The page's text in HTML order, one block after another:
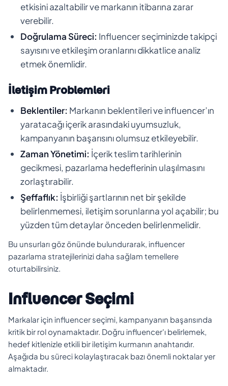
etkisini azaltabilir ve markanın itibarına zarar
verebilir.
Doğrulama Süreci: Influencer seçiminizde takipçi
sayısını ve etkileşim oranlarını dikkatlice analiz
etmek önemlidir.
İletişim Problemleri
Beklentiler: Markanın beklentileri ve influencer’ın
yaratacağı içerik arasındaki uyumsuzluk,
kampanyanın başarısını olumsuz etkileyebilir.
Zaman Yönetimi: İçerik teslim tarihlerinin
gecikmesi, pazarlama hedeflerinin ulaşılmasını
zorlaştırabilir.
Şeffaflık: İşbirliği şartlarının net bir şekilde
belirlenmemesi, iletişim sorunlarına yol açabilir; bu
yüzden tüm detaylar önceden belirlenmelidir.
Bu unsurları göz önünde bulundurarak, influencer
pazarlama stratejilerinizi daha sağlam temellere
oturtabilirsiniz.
Influencer Seçimi
Markalar için influencer seçimi, kampanyanın başarısında
kritik bir rol oynamaktadır. Doğru influencer'ı belirlemek,
hedef kitlenizle etkili bir iletişim kurmanın anahtarıdır.
Aşağıda bu süreci kolaylaştıracak bazı önemli noktalar yer
almaktadır.